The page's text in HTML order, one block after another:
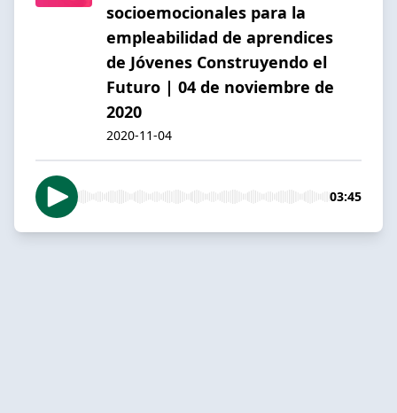
socioemocionales para la
empleabilidad de aprendices
de Jóvenes Construyendo el
Futuro | 04 de noviembre de
2020
2020-11-04
03:45